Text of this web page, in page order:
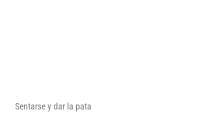
Sentarse y dar la pata